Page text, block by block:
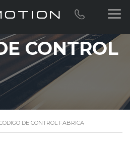
CONTROL
DE CONTROL FABRICA